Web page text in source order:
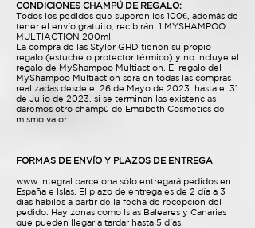
CONDICIONES CHAMPÚ DE REGALO:
Todos los pedidos que superen los 100€, además de
tener el envío gratuito, recibirán: 1 MYSHAMPOO
MULTIACTION 200ml
La compra de las Styler GHD tienen su propio
regalo (estuche o protector térmico) y no incluye el
regalo de MyShampoo Multiaction. El regalo del
MyShampoo Multiaction será en todas las compras
realizadas desde el 26 de Mayo de 2023 hasta el 31
de Julio de 2023, si se terminan las existencias
daremos otro champú de Emsibeth Cosmetics del
mismo valor.
FORMAS DE ENVÍO Y PLAZOS DE ENTREGA
www.integral.barcelona sólo entregará pedidos en
España e Islas. El plazo de entrega es de 2 día a 3
días hábiles a partir de la fecha de recepción del
pedido. Hay zonas como Islas Baleares y Canarias
que pueden llegar a tardar hasta 5 días.